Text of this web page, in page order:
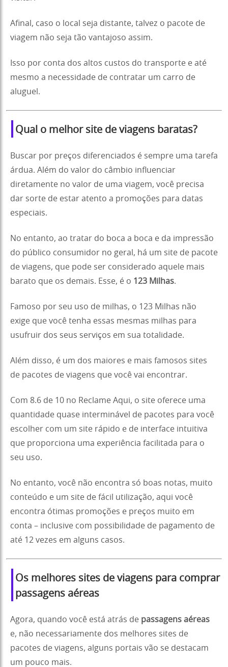
Afinal, caso o local seja distante, talvez o pacote de
viagem não seja tão vantajoso assim.
Isso por conta dos altos custos do transporte e até
mesmo a necessidade de contratar um carro de
aluguel.
Qual o melhor site de viagens baratas?
Buscar por preços diferenciados é sempre uma tarefa
árdua. Além do valor do câmbio influenciar
diretamente no valor de uma viagem, você precisa
dar sorte de estar atento a promoções para datas
especiais.
No entanto, ao tratar do boca a boca e da impressão
do público consumidor no geral, há um site de pacote
de viagens, que pode ser considerado aquele mais
barato que os demais. Esse, é o 123 Milhas.
Famoso por seu uso de milhas, o 123 Milhas não
exige que você tenha essas mesmas milhas para
usufruir dos seus serviços em sua totalidade.
Além disso, é um dos maiores e mais famosos sites
de pacotes de viagens que você vai encontrar.
Com 8.6 de 10 no Reclame Aqui, o site oferece uma
quantidade quase interminável de pacotes para você
escolher com um site rápido e de interface intuitiva
que proporciona uma experiência facilitada para o
seu uso.
No entanto, você não encontra só boas notas, muito
conteúdo e um site de fácil utilização, aqui você
encontra ótimas promoções e preços muito em
conta – inclusive com possibilidade de pagamento de
até 12 vezes em alguns casos.
Os melhores sites de viagens para comprar
passagens aéreas
Agora, quando você está atrás de passagens aéreas
e, não necessariamente dos melhores sites de
pacotes de viagens, alguns portais vão se destacam
um pouco mais.